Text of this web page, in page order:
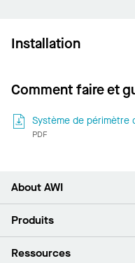
Installation
Comment faire et
Système de périmètre
PDF
About AWI
À propos de nous
Espace presse
Produits
Plafonds
Ressources